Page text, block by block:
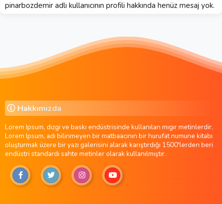
pinarbozdemir adlı kullanıcının profili hakkında henüz mesaj yok.
Hakkımızda
Lorem Ipsum, dizgi ve baskı endüstrisinde kullanılan mıgır metinlerdir.
Lorem Ipsum, adı bilinmeyen bir matbaacının bir hurufat numune kitabı
oluşturmak üzere bir yazı galerisini alarak karıştırdığı 1500'lerden beri
endüstri standardı sahte metinler olarak kullanılmıştır.